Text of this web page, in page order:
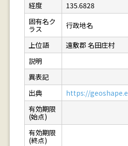
経度
135.6828
固有名ク
ラス
行政地名
上位語
遠敷郡 名田庄村
説明
異表記
出典
https://
有効期限
(始点)
有効期限
(終点)